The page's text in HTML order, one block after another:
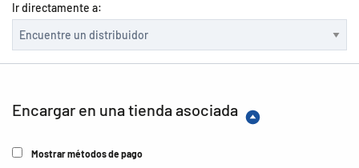
Ir directamente a:
Encargar en una tienda asociada
Mostrar métodos de pago